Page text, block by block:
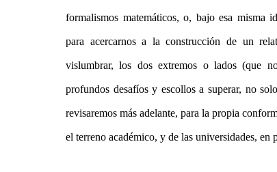
formalismos matemáticos, o, bajo esa misma
para acercarnos a la construcción de un
vislumbrar, los dos extremos o lados (que
profundos desafíos y escollos a superar, no
revisaremos más adelante, para la propia
el terreno académico, y de las universidades, en